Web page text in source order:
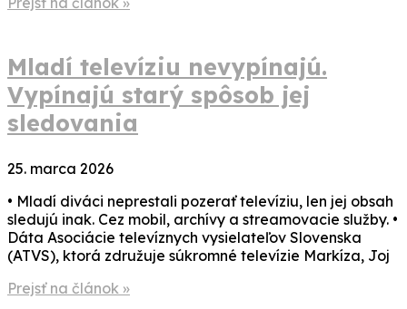
Mladí televíziu nevypínajú.
Vypínajú starý spôsob jej
sledovania
25. marca 2026
• Mladí diváci neprestali pozerať televíziu, len jej obsah
sledujú inak. Cez mobil, archívy a streamovacie služby. •
Dáta Asociácie televíznych vysielateľov Slovenska
(ATVS), ktorá združuje súkromné televízie Markíza, Joj
Prejsť na článok »